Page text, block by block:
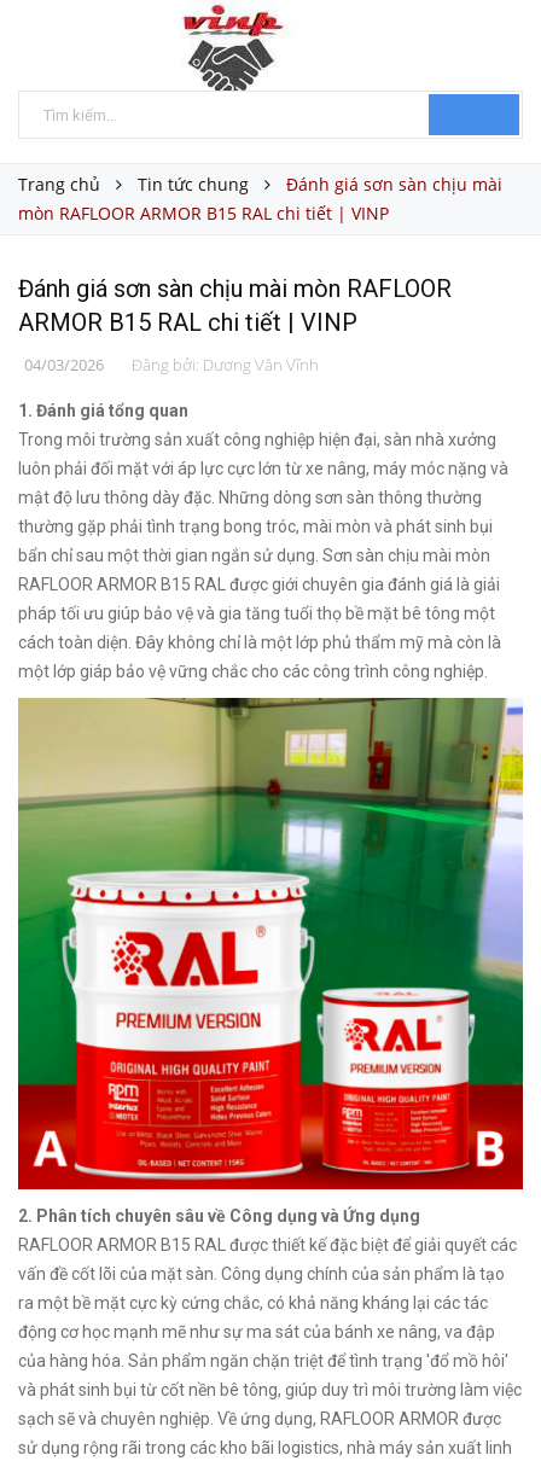
Trang chủ Tin tức chung
Đánh giá sơn sàn chịu mài
mòn RAFLOOR ARMOR B15 RAL chi tiết | VINP
Đánh giá sơn sàn chịu mài mòn RAFLOOR
ARMOR B15 RAL chi tiết | VINP
04/03/2026 Đăng bởi: Dương Văn Vĩnh
1. Đánh giá tổng quan
Trong môi trường sản xuất công nghiệp hiện đại, sàn nhà xưởng
luôn phải đối mặt với áp lực cực lớn từ xe nâng, máy móc nặng và
mật độ lưu thông dày đặc. Những dòng sơn sàn thông thường
thường gặp phải tình trạng bong tróc, mài mòn và phát sinh bụi
bẩn chỉ sau một thời gian ngắn sử dụng. Sơn sàn chịu mài mòn
RAFLOOR ARMOR B15 RAL được giới chuyên gia đánh giá là giải
pháp tối ưu giúp bảo vệ và gia tăng tuổi thọ bề mặt bê tông một
cách toàn diện. Đây không chỉ là một lớp phủ thẩm mỹ mà còn là
một lớp giáp bảo vệ vững chắc cho các công trình công nghiệp.
2. Phân tích chuyên sâu về Công dụng và Ứng dụng
RAFLOOR ARMOR B15 RAL được thiết kế đặc biệt để giải quyết các
vấn đề cốt lõi của mặt sàn. Công dụng chính của sản phẩm là tạo
ra một bề mặt cực kỳ cứng chắc, có khả năng kháng lại các tác
động cơ học mạnh mẽ như sự ma sát của bánh xe nâng, va đập
của hàng hóa. Sản phẩm ngăn chặn triệt để tình trạng 'đổ mồ hôi'
và phát sinh bụi từ cốt nền bê tông, giúp duy trì môi trường làm việc
sạch sẽ và chuyên nghiệp. Về ứng dụng, RAFLOOR ARMOR được
sử dụng rộng rãi trong các kho bãi logistics, nhà máy sản xuất linh